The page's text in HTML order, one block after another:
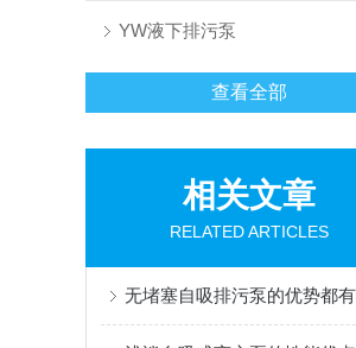
YW液下排污泵
查看全部
相关文章
RELATED ARTICLES